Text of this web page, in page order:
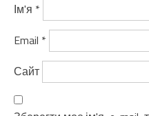
Ім'я *
Email *
Сайт